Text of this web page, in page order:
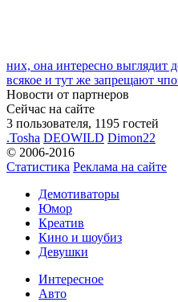
них, она интересно выглядит
всякое и тут же запрещают
Новости от партнеров
Сейчас на сайте
3 пользователя, 1195 гостей
.Tosha DEOWILD Dimon22
© 2006-2016
Статистика Реклама на сайте
Демотиваторы
Юмор
Креатив
Кино и шоубиз
Девушки
Интересное
Авто